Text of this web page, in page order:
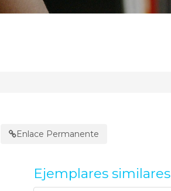
Enlace Permanente
Ejemplares similares